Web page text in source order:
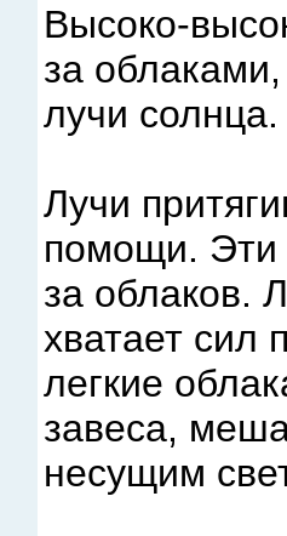
Высоко-
за
лучи
Лучи
помощи. Эти
за облаков.
хватает сил
легкие
завеса,
несущим